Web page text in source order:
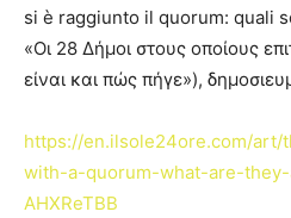
si è raggiunto il quorum: quali
«Οι 28 Δήμοι στους οποίους
είναι και πώς πήγε»),
https://en.ilsole24ore.com/
with-a-quorum-what-are-
AHXReTBB